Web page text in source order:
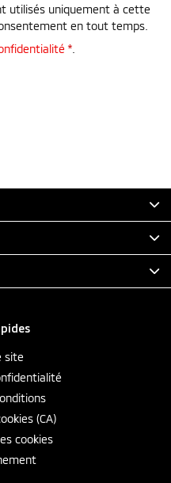
utilisés uniquement à cette
en tout temps.
*
site
(CA)
cookies